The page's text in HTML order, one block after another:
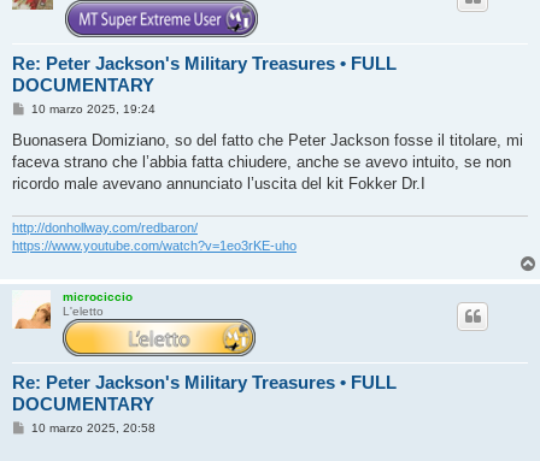
Re: Peter Jackson's Military Treasures • FULL
DOCUMENTARY
M
s
a
g
o
10 marzo 2025, 19:24
Buonasera Domiziano, so del fatto che Peter Jackson fosse il titolare, mi
faceva strano che l’abbia fatta chiudere, anche se avevo intuito, se non
ricordo male avevano annunciato l’uscita del kit Fokker Dr.I
http://donhollway.com/redbaron/
https://www.youtube.com/watch?v=1eo3rKE-uho
microciccio
L'eletto
Re: Peter Jackson's Military Treasures • FULL
DOCUMENTARY
M10 marzo 2025, 20:58